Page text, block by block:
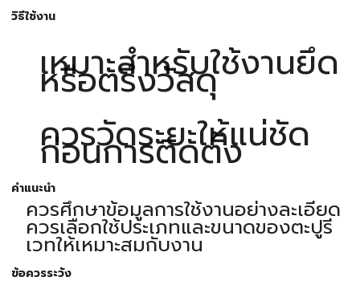
วิธีใช้งาน
เหมาะสำหรับใช้งานยึด
หรือตรึงวัสดุ
ควรวัดระยะให้แน่ชัด
ก่อนการติดตั้ง
คำแนะนำ
ควรศึกษาข้อมูลการใช้งานอย่างละเอียด
ควรเลือกใช้ประเภทและขนาดของตะปูรี
เวทให้เหมาะสมกับงาน
ข้อควรระวัง